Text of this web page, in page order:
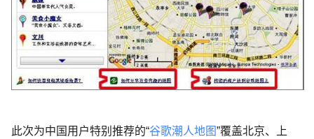
此次为中国用户特别推荐的“谷歌潮人地图”覆盖北京、上